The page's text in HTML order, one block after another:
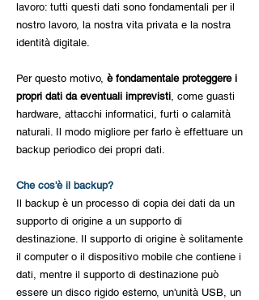
lavoro: tutti questi dati sono fondamentali per il
nostro lavoro, la nostra vita privata e la nostra
identità digitale.
Per questo motivo, è fondamentale proteggere i
propri dati da eventuali imprevisti, come guasti
hardware, attacchi informatici, furti o calamità
naturali. Il modo migliore per farlo è effettuare un
backup periodico dei propri dati.
Che cos'è il backup?
Il backup è un processo di copia dei dati da un
supporto di origine a un supporto di
destinazione. Il supporto di origine è solitamente
il computer o il dispositivo mobile che contiene i
dati, mentre il supporto di destinazione può
essere un disco rigido esterno, un'unità USB, un